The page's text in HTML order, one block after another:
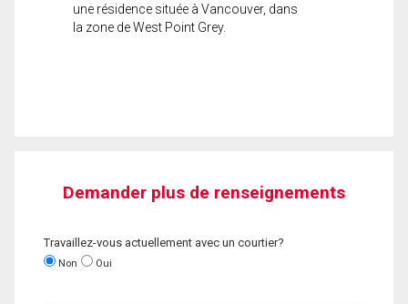
une résidence située à Vancouver, dans
la zone de West Point Grey.
Demander plus de renseignements
Travaillez-vous actuellement avec un courtier?
Non Oui